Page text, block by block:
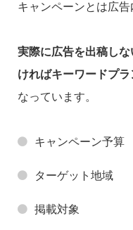
キャンペーンとは広告
実際に広告を出稿し
ければキーワードプ
なっています。
キャンペーン予算
ターゲット地域
掲載対象